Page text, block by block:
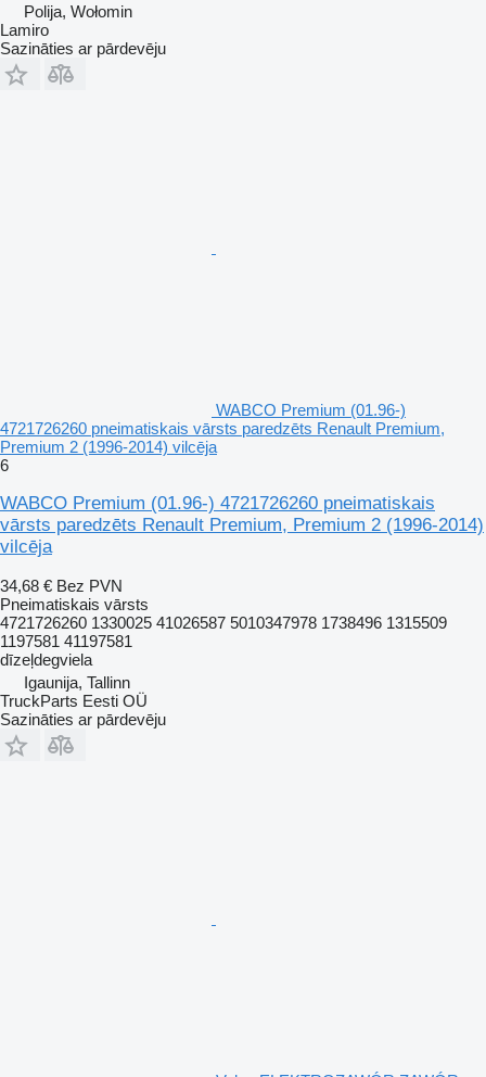
Polija, Wołomin
Lamiro
Sazināties ar pārdevēju
WABCO Premium (01.96-)
4721726260 pneimatiskais vārsts paredzēts Renault Premium,
Premium 2 (1996-2014) vilcēja
6
WABCO Premium (01.96-) 4721726260 pneimatiskais
vārsts paredzēts Renault Premium, Premium 2 (1996-2014)
vilcēja
34,68 € Bez PVN
Pneimatiskais vārsts
4721726260 1330025 41026587 5010347978 1738496 1315509
1197581 41197581
dīzeļdegviela
Igaunija, Tallinn
TruckParts Eesti OÜ
Sazināties ar pārdevēju